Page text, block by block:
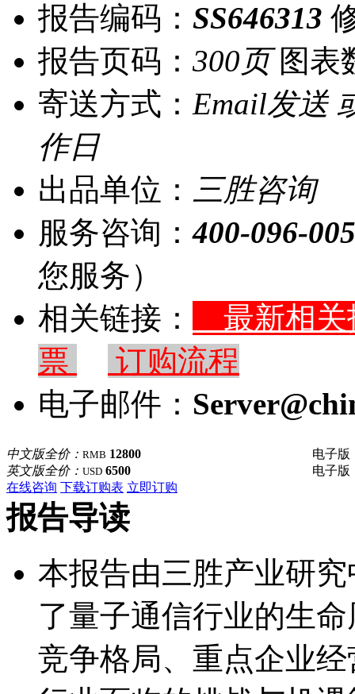
报告编码： SS646313
报告页码： 300页图表
寄送方式： Email发送
作日
出品单位：
三胜咨询
服务咨询：400-096-
您服务）
相关链接：
最新相
票
订购流程
电子邮件：
中文版全价： RMB 12800
电子
英文版全价： USD 6500
电子版
在线咨询 下载订购表 立即订购
报告导读
本报告由三胜产业研
了量子通信行业的生
竞争格局、重点企业